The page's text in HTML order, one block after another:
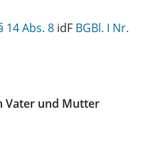
14 Abs. 8 idF BGBl. I Nr.
Vater und Mutter